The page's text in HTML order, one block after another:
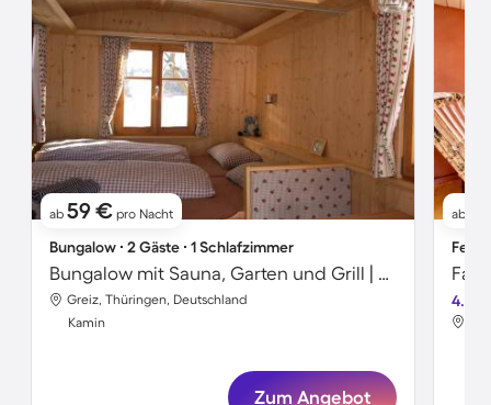
ab 59 € pro Nacht
Bungalow ∙ 2 Gäste ∙ 1 Schlafzimmer
Bungalow mit Sauna, Garten und Grill | Bergblick
Greiz, Thüringen, Deutschland
Kamin
Zum Angebot
ab
4.2